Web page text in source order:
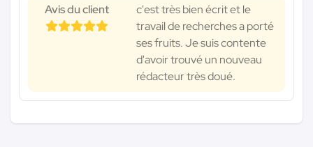
Avis du client
c'est très bien écrit et le
travail de recherches a porté
ses fruits. Je suis contente
d'avoir trouvé un nouveau
rédacteur très doué.